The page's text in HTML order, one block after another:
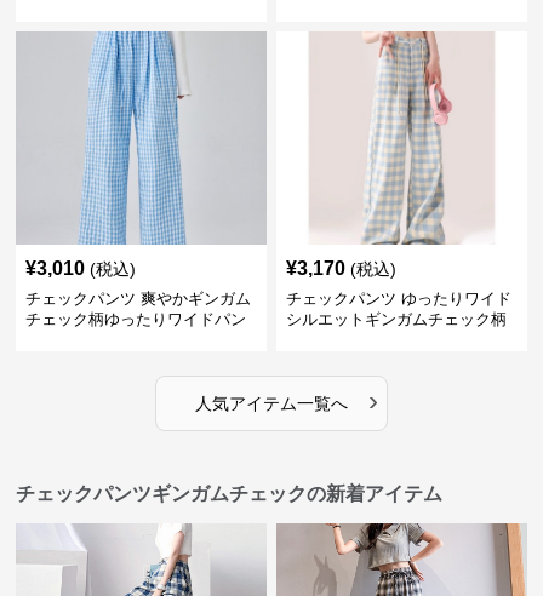
¥3,010 (税込)
チェックパンツ 爽やかギンガム
チェック柄ゆったりワイドパン
¥3,170 (税込)
チェックパンツ ゆったりワイド
シルエットギンガムチェック柄
人気アイテム一覧へ ›
チェックパンツギンガムチェックの新着アイテム